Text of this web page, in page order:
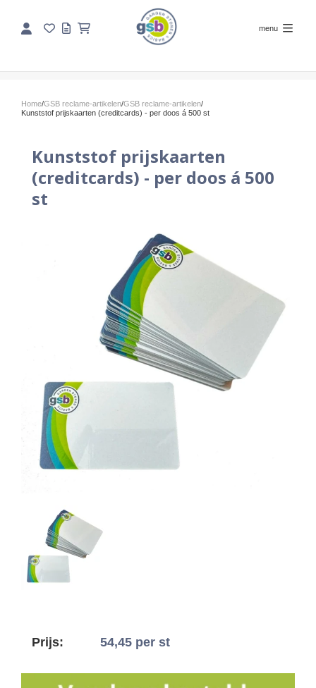
menu
Home/GSB reclame-artikelen/GSB reclame-artikelen/
Kunststof prijskaarten (creditcards) - per doos á 500 st
Kunststof prijskaarten
(creditcards) - per doos á 500
st
Prijs: 54,45 per st